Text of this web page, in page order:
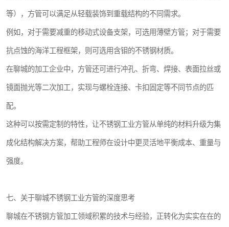
等），方管可以满足从轻载装饰到重载结构的不同需求。
例如，对于需要减重的移动式设备支架，可选用薄壁方管；对于需要
抗点蚀的海洋工程框架，则可选用含钼的不锈钢材质。
在聊城的加工企业中，方管还可进行冲孔、折弯、焊接、表面拉丝或
镜面抛光等二次加工，实现与螺栓连接、卡扣固定等不同节点的匹
配。
这种可以按需定制的特性，让不锈钢工业方管从单纯的材料升级为集
成化结构解决方案，帮助工程师在设计中更灵活地平衡成本、重量与
强度。
七、关于聊城不锈钢工业方管的深度思考
聊城在不锈钢方管加工领域积累的技术与经验，正转化为实实在在的